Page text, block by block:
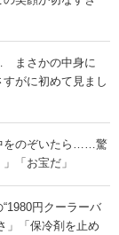
まさかの中身に
すがに初めて見まし
をのぞいたら……驚
「お宝だ」
円クーラーバ
」「保冷剤を止め